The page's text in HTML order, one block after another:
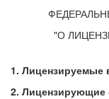
"О
1. Лицензируемые
2. Лицензирующие